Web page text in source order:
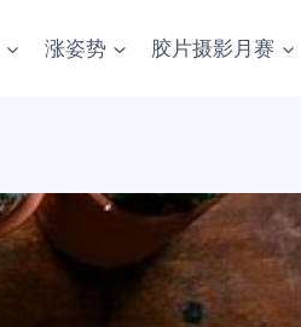
涨姿势 胶片摄影月赛